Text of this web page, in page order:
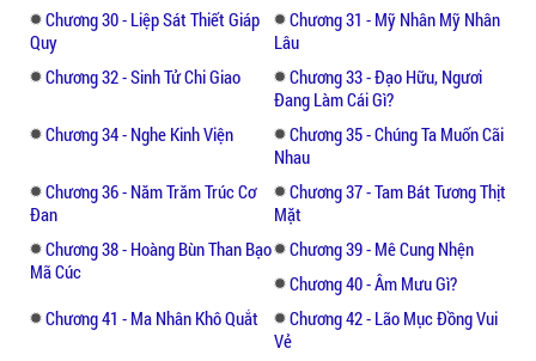
Chương 30 - Liệp Sát Thiết Giáp
Quy
Chương 31 - Mỹ Nhân Mỹ Nhân
Lâu
Chương 32 - Sinh Tử Chi Giao
Chương 33 - Đạo Hữu, Ngươi
Đang Làm Cái Gì?
Chương 34 - Nghe Kinh Viện
Chương 35 - Chúng Ta Muốn Cãi
Nhau
Chương 36 - Năm Trăm Trúc Cơ
Đan
Chương 37 - Tam Bát Tương Thịt
Mặt
Chương 38 - Hoàng Bùn Than Bạo
Mã Cúc
Chương 39 - Mê Cung Nhện
Chương 40 - Âm Mưu Gì?
Chương 41 - Ma Nhân Khô Quắt
Chương 42 - Lão Mục Đồng Vui
Vẻ